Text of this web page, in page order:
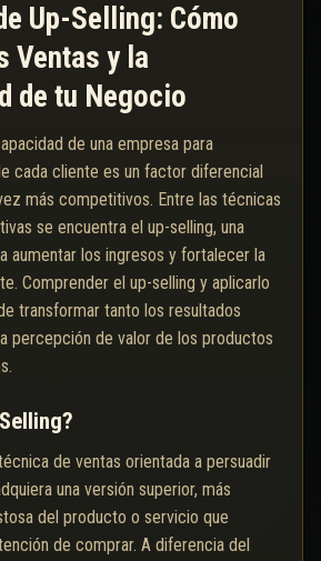
Up-Selling: Cómo
Ventas y la
de tu Negocio
de una empresa para
cada cliente es un factor diferencial
más competitivos. Entre las técnicas
se encuentra el up-selling, una
aumentar los ingresos y fortalecer la
Comprender el up-selling y aplicarlo
transformar tanto los resultados
percepción de valor de los productos
de ventas orientada a persuadir
una versión superior, más
del producto o servicio que
de comprar. A diferencia del